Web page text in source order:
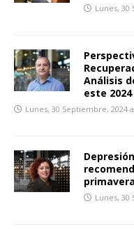
Lunes, 30
Análisis
este 2024
Lunes, 30 Septiembre, 2024 a
primavera
Lunes, 30